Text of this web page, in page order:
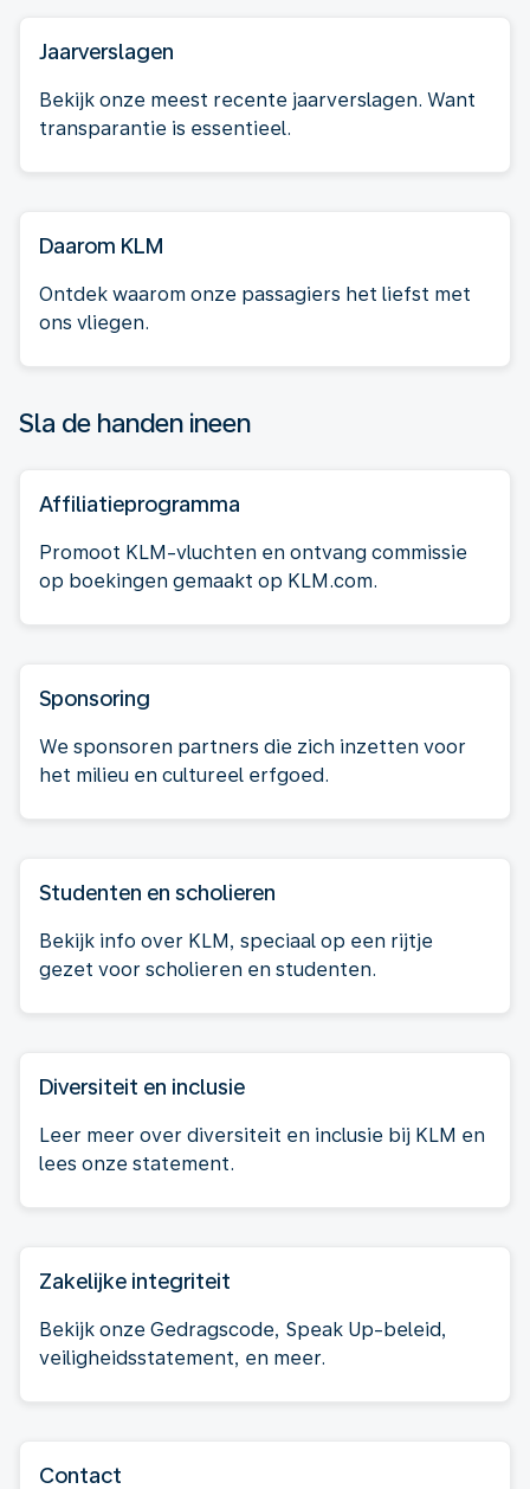
Jaarverslagen
Bekijk onze meest recente jaarverslagen. Want
transparantie is essentieel.
Daarom KLM
Ontdek waarom onze passagiers het liefst met
ons vliegen.
Sla de handen ineen
Affiliatieprogramma
Promoot KLM-vluchten en ontvang commissie
op boekingen gemaakt op KLM.com.
Sponsoring
We sponsoren partners die zich inzetten voor
het milieu en cultureel erfgoed.
Studenten en scholieren
Bekijk info over KLM, speciaal op een rijtje
gezet voor scholieren en studenten.
Diversiteit en inclusie
Leer meer over diversiteit en inclusie bij KLM en
lees onze statement.
Zakelijke integriteit
Bekijk onze Gedragscode, Speak Up-beleid,
veiligheidsstatement, en meer.
Contact